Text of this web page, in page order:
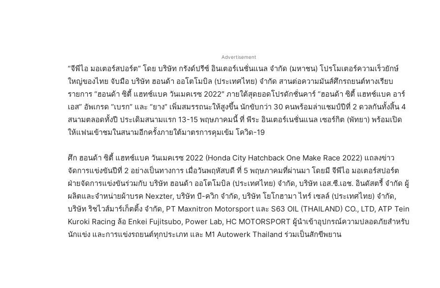
Advertisement
“จีพีไอ มอเตอร์สปอร์ต” โดย บริษัท กรังด์ปรีซ์ อินเตอร์เนชั่นแนล จำกัด (มหาชน) โปรโมเตอร์ความเร็วยักษ์
ใหญ่ของไทย จับมือ บริษัท ฮอนด้า ออโตโมบิล (ประเทศไทย) จำกัด สานต่อความมันส์ศึกรถยนต์ทางเรียบ
รายการ “ฮอนด้า ซิตี้ แฮทช์แบค วันเมคเรซ 2022″ ภายใต้สุดยอดโปรดักชั่นคาร์ “ฮอนด้า ซิตี้ แฮทช์แบค อาร์
เอส” อัพเกรด “เบรก” และ “ยาง” เพิ่มสมรรถนะให้สูงขึ้น นักขับกว่า 30 คนพร้อมล่าแชมป์ปีที่ 2 ดวลกันทั้งสิ้น 4
สนามตลอดทั้งปี ประเดิมสนามแรก 13-15 พฤษภาคมนี้ ที่ พีระ อินเตอร์เนชั่นแนล เซอร์กิต (พัทยา) พร้อมเปิด
ให้แฟนเข้าชมในสนามอีกครั้งภายใต้มาตรการคุมเข้ม โควิด-19
ศึก ฮอนด้า ซิตี้ แฮทช์แบค วันเมคเรซ 2022 (Honda City Hatchback One Make Race 2022) แถลงข่าว
จัดการแข่งขันปีที่ 2 อย่างเป็นทางการ เมื่อวันพฤหัสบดี ที่ 5 พฤษภาคมที่ผ่านมา โดยมี จีพีไอ มอเตอร์สปอร์ต
ฝ่ายจัดการแข่งขันร่วมกับ บริษัท ฮอนด้า ออโตโมบิล (ประเทศไทย) จำกัด, บริษัท เอส.ซี.เอช. อินดัสตรี้ จํากัด ผู้
ผลิตและจำหน่ายผ้าบรค Nexzter, บริษัท บี-ควิก จำกัด, บริษัท โยโกฮามา ไทร์ เซลล์ (ประเทศไทย) จํากัด,
บริษัท ริชไวส์มาร์เก็ตติ้ง จำกัด, PT Maxnitron Motorsport และ S63 OIL (THAILAND) CO., LTD, ATP Tein
Kuroki Racing ล้อ Enkei Fujitsubo, Power Lab, HC MOTORSPORT ผู้นำเข้าอุปกรณ์ความปลอดภัยสำหรับ
นักแข่ง และการแข่งรถยนต์ทุกประเภท และ M1 Autowerk Thailand ร่วมเป็นสักขีพยาน